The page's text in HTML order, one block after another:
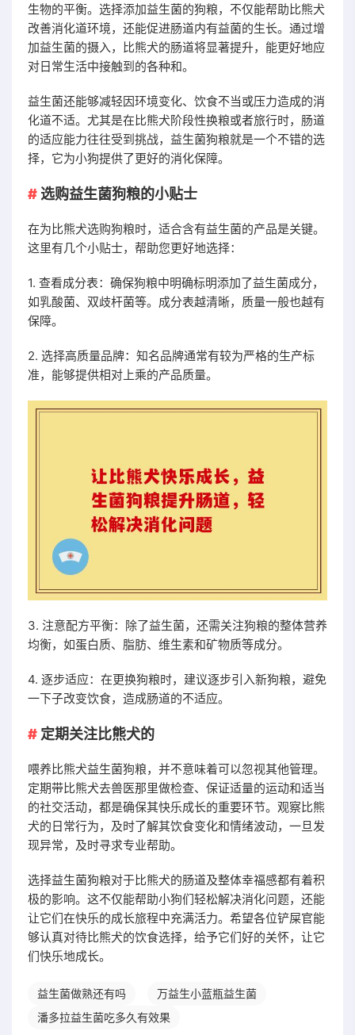
生物的平衡。选择添加益生菌的狗粮，不仅能帮助比熊犬
改善消化道环境，还能促进肠道内有益菌的生长。通过增
加益生菌的摄入，比熊犬的肠道将显著提升，能更好地应
对日常生活中接触到的各种和。
益生菌还能够减轻因环境变化、饮食不当或压力造成的消
化道不适。尤其是在比熊犬阶段性换粮或者旅行时，肠道
的适应能力往往受到挑战，益生菌狗粮就是一个不错的选
择，它为小狗提供了更好的消化保障。
选购益生菌狗粮的小贴士
在为比熊犬选购狗粮时，适合含有益生菌的产品是关键。
这里有几个小贴士，帮助您更好地选择：
1. 查看成分表：确保狗粮中明确标明添加了益生菌成分，
如乳酸菌、双歧杆菌等。成分表越清晰，质量一般也越有
保障。
2. 选择高质量品牌：知名品牌通常有较为严格的生产标
准，能够提供相对上乘的产品质量。
3. 注意配方平衡：除了益生菌，还需关注狗粮的整体营养
均衡，如蛋白质、脂肪、维生素和矿物质等成分。
4. 逐步适应：在更换狗粮时，建议逐步引入新狗粮，避免
一下子改变饮食，造成肠道的不适应。
定期关注比熊犬的
喂养比熊犬益生菌狗粮，并不意味着可以忽视其他管理。
定期带比熊犬去兽医那里做检查、保证适量的运动和适当
的社交活动，都是确保其快乐成长的重要环节。观察比熊
犬的日常行为，及时了解其饮食变化和情绪波动，一旦发
现异常，及时寻求专业帮助。
选择益生菌狗粮对于比熊犬的肠道及整体幸福感都有着积
极的影响。这不仅能帮助小狗们轻松解决消化问题，还能
让它们在快乐的成长旅程中充满活力。希望各位铲屎官能
够认真对待比熊犬的饮食选择，给予它们好的关怀，让它
们快乐地成长。
益生菌做熟还有吗
万益生小蓝瓶益生菌
潘多拉益生菌吃多久有效果